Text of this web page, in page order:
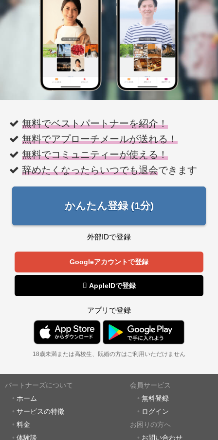
無料でベストパートナーを紹介！
無料でアプローチメールが送れる！
無料でコミュニティーが使える！
辞めたくなったらいつでも退会できます
かんたん登録 (1分)
外部IDで登録
Googleアカウントで登録
 AppleIDで登録
アプリで登録
18歳未満または高校生、既婚の方はご利用いただけません
パートナーズについて
ホーム
サービスの特徴
料金
体験談
会員サービス
無料登録
ログイン
お困りの方へ
お問い合わせ